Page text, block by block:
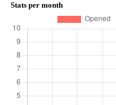
Stats per month